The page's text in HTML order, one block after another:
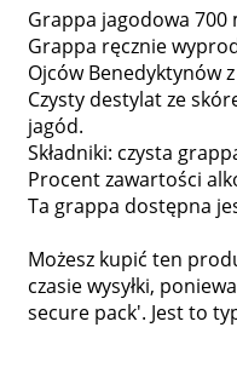
Grappa jagodowa 700
Grappa ręcznie
Ojców Benedyktynów
Czysty destylat ze
jagód.
Składniki: czysta
Procent zawartości
Ta grappa dostępna
Możesz kupić ten
czasie wysyłki,
secure pack'. Jest to